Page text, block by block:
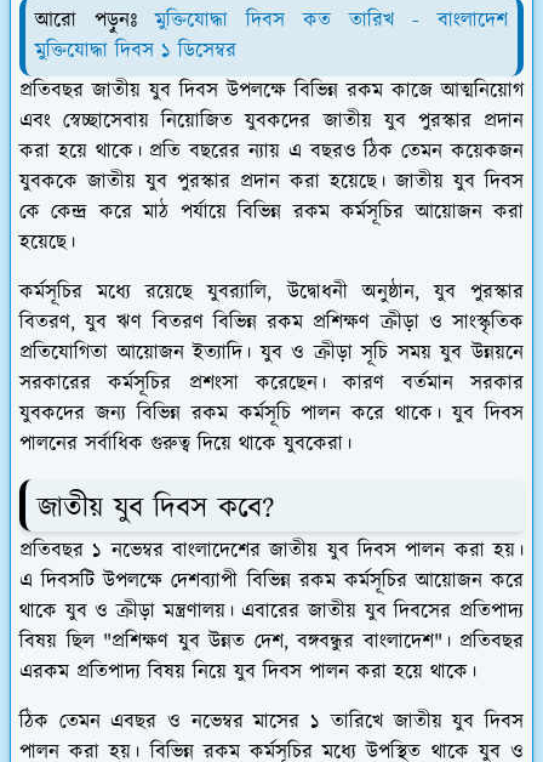
আরো পড়ুনঃমুক্তিযোদ্ধা দিবস কত তারিখ - বাংলাদেশ
মুক্তিযোদ্ধা দিবস ১ ডিসেম্বর
প্রতিবছর জাতীয় যুব দিবস উপলক্ষে বিভিন্ন রকম কাজে আত্মনিয়োগ
এবং স্বেচ্ছাসেবায় নিয়োজিত যুবকদের জাতীয় যুব পুরস্কার প্রদান
করা হয়ে থাকে। প্রতি বছরের ন্যায় এ বছরও ঠিক তেমন কয়েকজন
যুবককে জাতীয় যুব পুরস্কার প্রদান করা হয়েছে। জাতীয় যুব দিবস
কে কেন্দ্র করে মাঠ পর্যায়ে বিভিন্ন রকম কর্মসূচির আয়োজন করা
হয়েছে।
কর্মসূচির মধ্যে রয়েছে যুবর‍্যালি, উদ্বোধনী অনুষ্ঠান, যুব পুরস্কার
বিতরণ, যুব ঋণ বিতরণ বিভিন্ন রকম প্রশিক্ষণ ক্রীড়া ও সাংস্কৃতিক
প্রতিযোগিতা আয়োজন ইত্যাদি। যুব ও ক্রীড়া সূচি সময় যুব উন্নয়নে
সরকারের কর্মসূচির প্রশংসা করেছেন। কারণ বর্তমান সরকার
যুবকদের জন্য বিভিন্ন রকম কর্মসূচি পালন করে থাকে। যুব দিবস
পালনের সর্বাধিক গুরুত্ব দিয়ে থাকে যুবকেরা।
জাতীয় যুব দিবস কবে?
প্রতিবছর ১ নভেম্বর বাংলাদেশের জাতীয় যুব দিবস পালন করা হয়।
এ দিবসটি উপলক্ষে দেশব্যাপী বিভিন্ন রকম কর্মসূচির আয়োজন করে
থাকে যুব ও ক্রীড়া মন্ত্রণালয়। এবারের জাতীয় যুব দিবসের প্রতিপাদ্য
বিষয় ছিল "প্রশিক্ষণ যুব উন্নত দেশ, বঙ্গবন্ধুর বাংলাদেশ"। প্রতিবছর
এরকম প্রতিপাদ্য বিষয় নিয়ে যুব দিবস পালন করা হয়ে থাকে।
ঠিক তেমন এবছর ও নভেম্বর মাসের ১ তারিখে জাতীয় যুব দিবস
পালন করা হয়। বিভিন্ন রকম কর্মসূচির মধ্যে উপস্থিত থাকে যুব ও